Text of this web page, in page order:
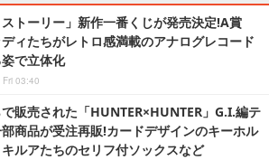
ストーリー」新作一番くじが発売決定!A賞
ィたちがレトロ感満載のアナログレコード
で立体化
03:40
で販売された「HUNTER×HUNTER」G.I.編テ
商品が受注再販!カードデザインのキーホル
ルアたちのセリフ付ソックスなど